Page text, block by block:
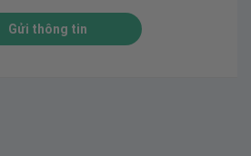
Gửi thông tin